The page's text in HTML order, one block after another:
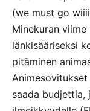
(we must go
Minekuran
länkisääriseksi
pitäminen
saada